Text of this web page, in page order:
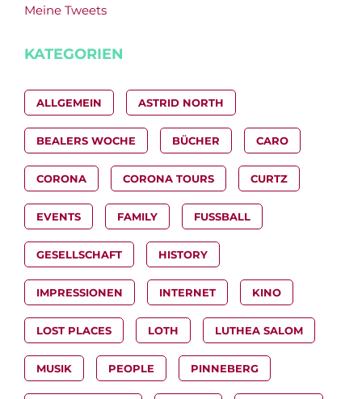
Meine Tweets
KATEGORIEN
ALLGEMEIN ASTRID NORTH
BEALERS WOCHE BÜCHER CARO
CORONA CORONA TOURS CURTZ
EVENTS FAMILY FUSSBALL
GESELLSCHAFT HISTORY
IMPRESSIONEN INTERNET KINO
LOST PLACES LOTH LUTHEA SALOM
MUSIK PEOPLE PINNEBERG